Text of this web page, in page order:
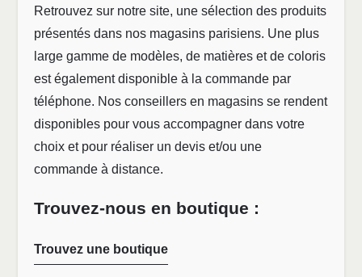
Retrouvez sur notre site, une sélection des produits
présentés dans nos magasins parisiens. Une plus
large gamme de modèles, de matières et de coloris
est également disponible à la commande par
téléphone. Nos conseillers en magasins se rendent
disponibles pour vous accompagner dans votre
choix et pour réaliser un devis et/ou une
commande à distance.
Trouvez-nous en boutique :
Trouvez une boutique